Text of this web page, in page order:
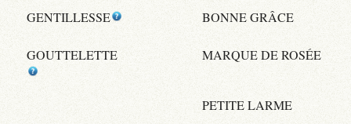
GENTILLESSE BONNE GRÂCE
GOUTTELETTE MARQUE DE ROSÉE
PETITE LARME